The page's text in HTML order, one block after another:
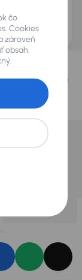
Praha 8 bude
ochrany a
Každý deň
čo
Cookies
zároveň
obsah,